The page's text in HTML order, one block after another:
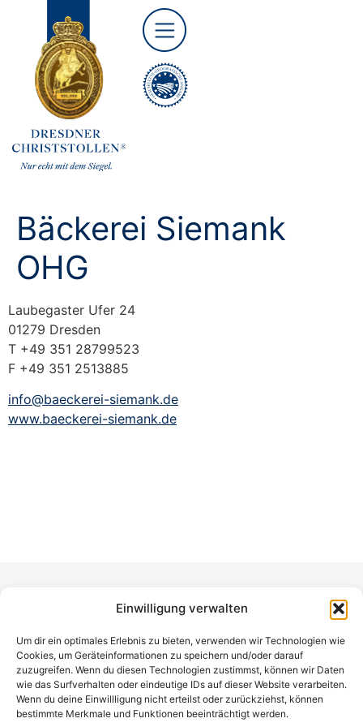
Einwilligung verwalten
Um dir ein optimales Erlebnis zu bieten, verwenden wir Technologien wie
Cookies, um Geräteinformationen zu speichern und/oder darauf
zuzugreifen. Wenn du diesen Technologien zustimmst, können wir Daten
wie das Surfverhalten oder eindeutige IDs auf dieser Website verarbeiten.
Wenn du deine Einwillligung nicht erteilst oder zurückziehst, können
bestimmte Merkmale und Funktionen beeinträchtigt werden.
Bäckerei Siemank
OHG
Laubegaster Ufer 24
01279 Dresden
T +49 351 28799523
F +49 351 2513885
info@baeckerei-siemank.de
www.baeckerei-siemank.de
DRESDNER STOLLEN E.V.
Am Lagerplatz 8
01099 Dresden
Deutschland